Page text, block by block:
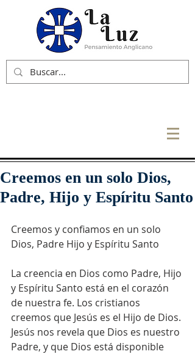
Creemos en un solo Dios,
Padre, Hijo y Espíritu Santo
Creemos y confiamos en un solo
Dios, Padre Hijo y Espíritu Santo
La creencia en Dios como Padre, Hijo
y Espíritu Santo está en el corazón
de nuestra fe. Los cristianos
creemos que Jesús es el Hijo de Dios.
Jesús nos revela que Dios es nuestro
Padre, y que Dios está disponible